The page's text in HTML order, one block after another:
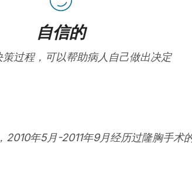
自信的
策过程，可以帮助病人自己做出决定
2010年5月-2011年9月经历过隆胸手术